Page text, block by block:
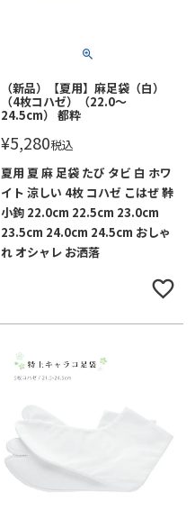
（新品）【夏用】麻足袋（白）
（4枚コハゼ）（22.0～
24.5cm） 都粋
¥5,280税込
夏用 夏 麻 足袋 たび タビ 白 ホワ
イト 涼しい 4枚 コハゼ こはぜ 鞐
小鉤 22.0cm 22.5cm 23.0cm
23.5cm 24.0cm 24.5cm おしゃ
れ オシャレ お洒落